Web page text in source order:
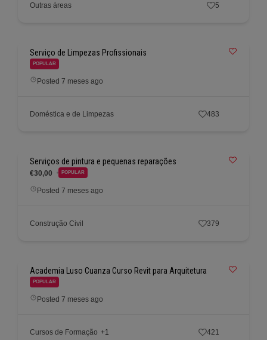
Outras áreas 5
Serviço de Limpezas Profissionais
POPULAR
Posted 7 meses ago
Doméstica e de Limpezas 483
Serviços de pintura e pequenas reparações
€30,00 POPULAR
Posted 7 meses ago
Construção Civil 379
Academia Luso Cuanza Curso Revit para Arquitetura
POPULAR
Posted 7 meses ago
Cursos de Formação +1 421